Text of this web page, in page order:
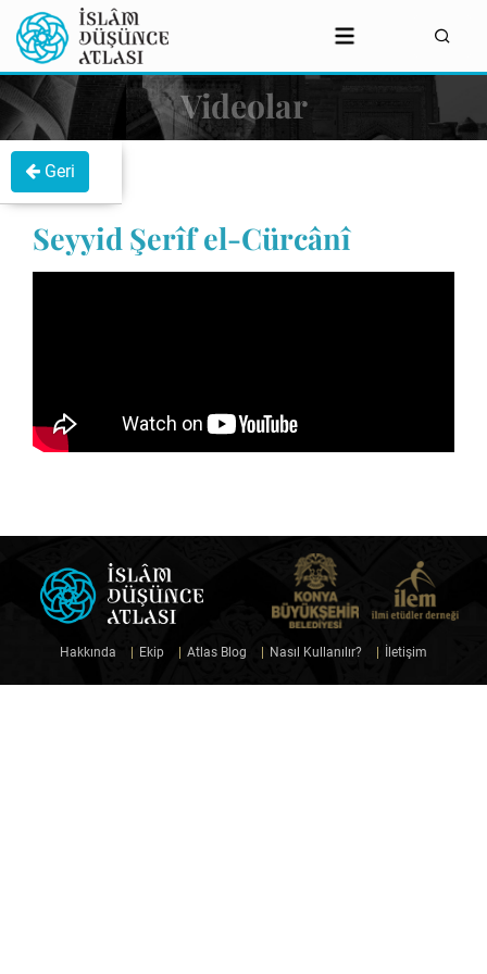
Videolar
Geri
Seyyid Şerîf el-Cürcânî
Hakkında | Ekip | Atlas Blog | Nasıl Kullanılır? | İletişim